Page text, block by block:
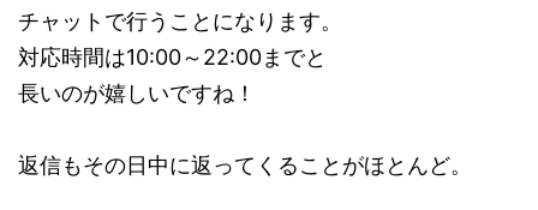
チャットで行うことになります。
対応時間は10:00～22:00までと
長いのが嬉しいですね！
返信もその日中に返ってくることがほとんど。